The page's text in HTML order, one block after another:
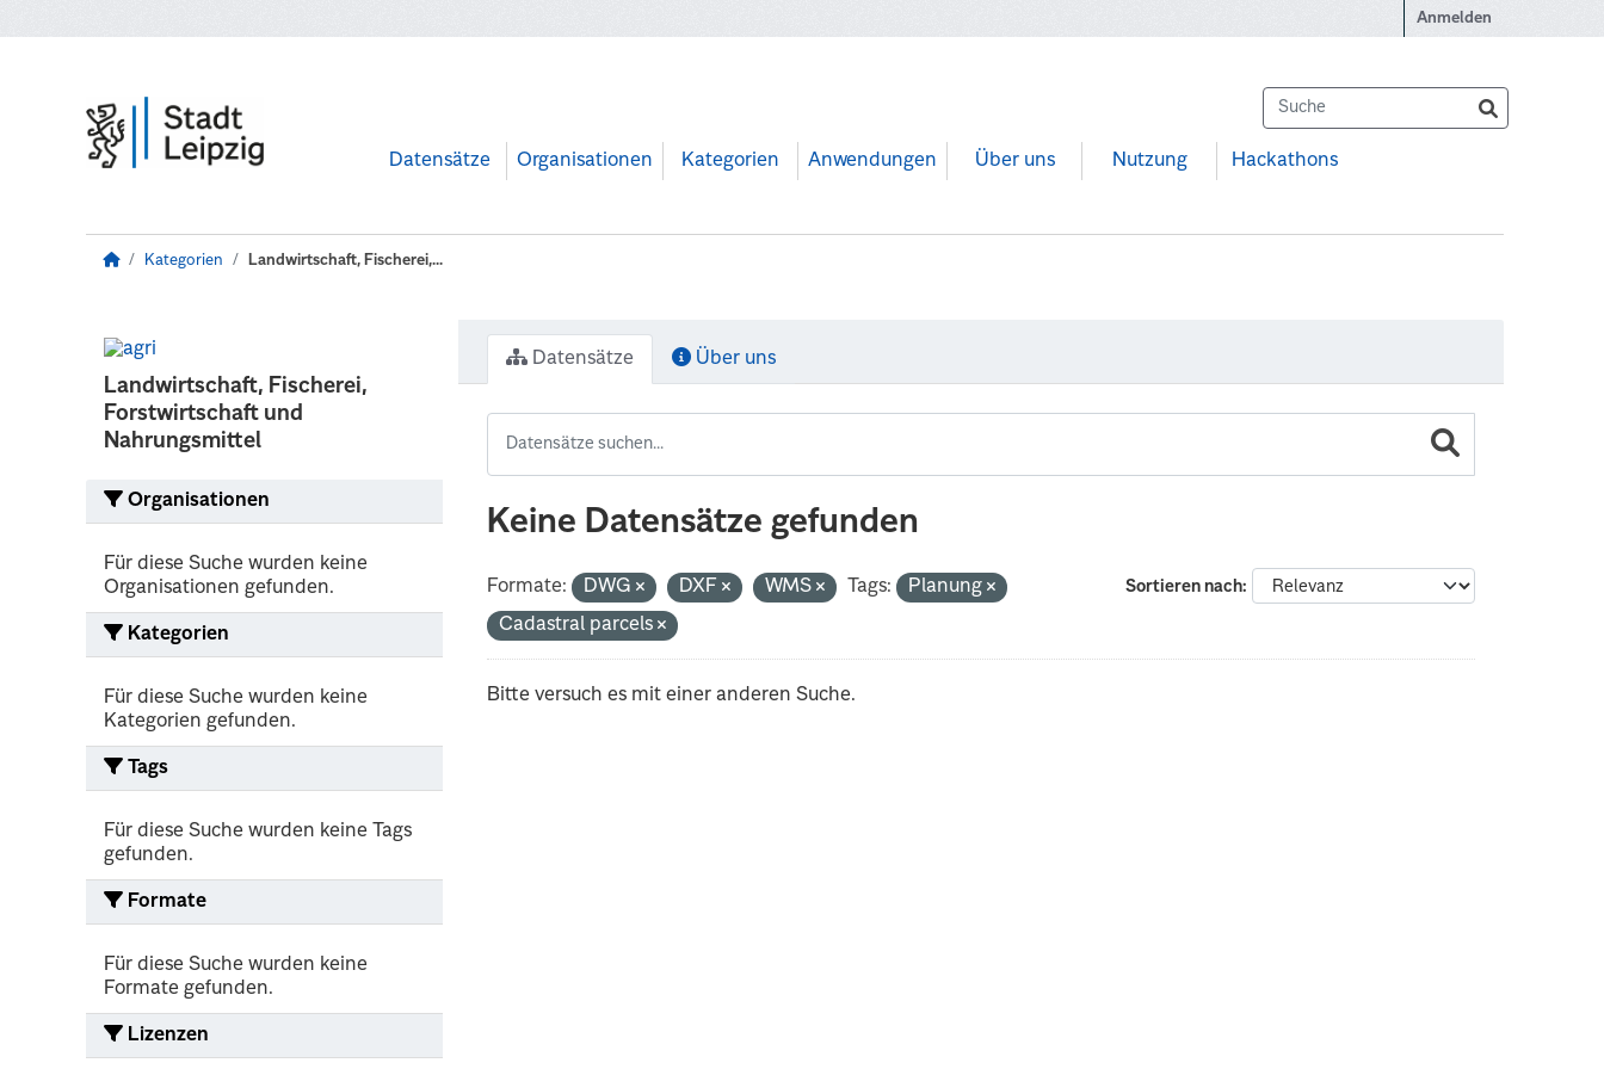
Anmelden
Datensätze Organisationen Kategorien Anwendungen Über uns Nutzung Hackathons
Kategorien Landwirtschaft, Fischerei,...
Landwirtschaft, Fischerei,
Forstwirtschaft und
Nahrungsmittel
Organisationen
Für diese Suche wurden keine
Organisationen gefunden.
Kategorien
Für diese Suche wurden keine
Kategorien gefunden.
Tags
Für diese Suche wurden keine Tags
gefunden.
Formate
Für diese Suche wurden keine
Formate gefunden.
Lizenzen
Datensätze Über uns
Keine Datensätze gefunden
Sortieren nach
Formate: DWG DXF WMS Tags:
Planung
Cadastral parcels
Bitte versuch es mit einer anderen Suche.